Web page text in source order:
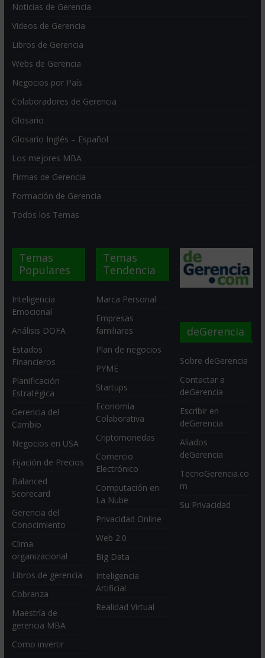
Noticias de Gerencia
Videos de Gerencia
Libros de Gerencia
Webs de Gerencia
Negocios por País
Colaboradores de Gerencia
Glosario
Glosario Inglés – Español
Los mejores MBA
Firmas de Gerencia
Formación de Gerencia
Todos los Temas
Temas
Populares
Inteligencia
Emocional
Análisis DOFA
Estados
Financieros
Planificación
Estratégica
Gerencia del
Cambio
Negocios en USA
Fijación de Precios
Balanced
Scorecard
Gerencia del
Conocimiento
Clima
organizacional
Libros de gerencia
Cobranza
Maestría de
gerencia MBA
Como invertir
Temas
Tendencia
Marca Personal
Empresas
familiares
Plan de negocios
PYME
Startups
Economia
Colaborativa
Criptomonedas
Comercio
Electrónico
Computación en
La Nube
Privacidad Online
Web 2.0
Big Data
Inteligencia
Artificial
Realidad Virtual
deGerencia
Sobre deGerencia
Contactar a
deGerencia
Escribir en
deGerencia
Aliados
deGerencia
TecnoGerencia.co
m
Su Privacidad